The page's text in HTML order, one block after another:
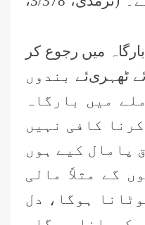
میں رجوع کر
ئے ٹھہریئے بندوں
میں بارگاہ
کافی نہیں
پامال کیے ہوں
گے مثلاً مالی
ہوگا، دل